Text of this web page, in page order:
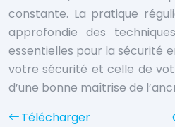
constante. La pratique
approfondie des
essentielles pour la sécurité
votre sécurité et celle de
d’une bonne maîtrise de
Télécharger